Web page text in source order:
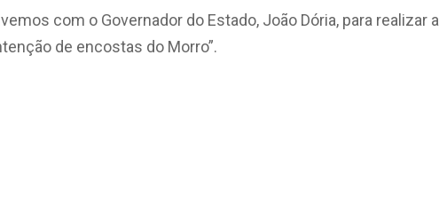
com o Governador do Estado, João Dória, para realizar a
de encostas do Morro”.